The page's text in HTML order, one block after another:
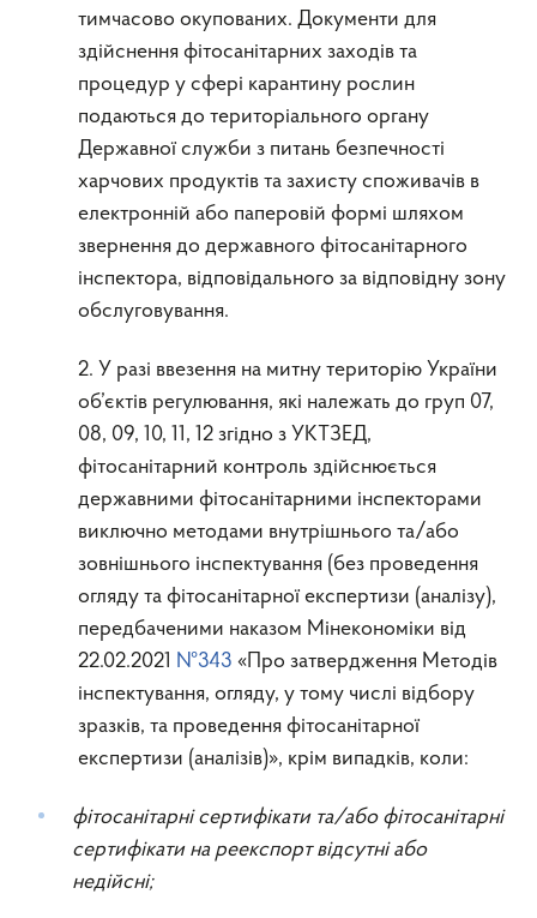
тимчасово окупованих. Документи для
здійснення фітосанітарних заходів та
процедур у сфері карантину рослин
подаються до територіального органу
Державної служби з питань безпечності
харчових продуктів та захисту споживачів в
електронній або паперовій формі шляхом
звернення до державного фітосанітарного
інспектора, відповідального за відповідну зону
обслуговування.
2. У разі ввезення на митну територію України
об’єктів регулювання, які належать до груп 07,
08, 09, 10, 11, 12 згідно з УКТЗЕД,
фітосанітарний контроль здійснюється
державними фітосанітарними інспекторами
виключно методами внутрішнього та/або
зовнішнього інспектування (без проведення
огляду та фітосанітарної експертизи (аналізу),
передбаченими наказом Мінекономіки від
22.02.2021 №343 «Про затвердження Методів
інспектування, огляду, у тому числі відбору
зразків, та проведення фітосанітарної
експертизи (аналізів)», крім випадків, коли:
фітосанітарні сертифікати та/або фітосанітарні
сертифікати на реекспорт відсутні або
недійсні;